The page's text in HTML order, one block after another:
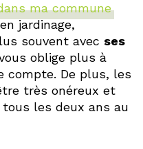
ma commune
jardinage,
souvent avec ses
oblige plus à
compte. De plus, les
très onéreux et
les deux ans au